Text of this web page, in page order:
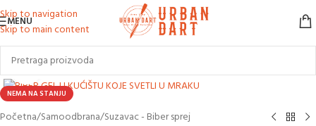
Skip to navigation
Skip to main content
MENU
NEMA NA STANJU
Klikni za uvećanje slike
Početna/Samoodbrana/Suzavac - Biber sprej